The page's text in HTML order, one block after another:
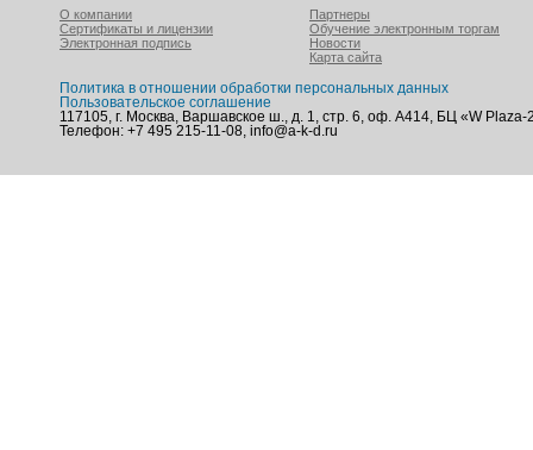
О компании
Сертификаты и лицензии
Электронная подпись
Партнеры
Обучение электронным торгам
Новости
Карта сайта
Политика в отношении обработки персональных данных
Пользовательское соглашение
117105, г. Москва, Варшавское ш., д. 1, стр. 6, оф. А414, БЦ «W Plaza-
Телефон: +7 495 215-11-08, info@a-k-d.ru